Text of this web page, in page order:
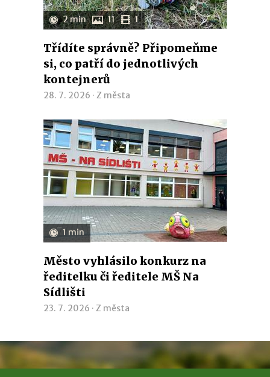
2 min 11 1
Třídíte správně? Připomeňme
si, co patří do jednotlivých
kontejnerů
28. 7. 2026 · Z města
1 min
Město vyhlásilo konkurz na
ředitelku či ředitele MŠ Na
Sídlišti
23. 7. 2026 · Z města